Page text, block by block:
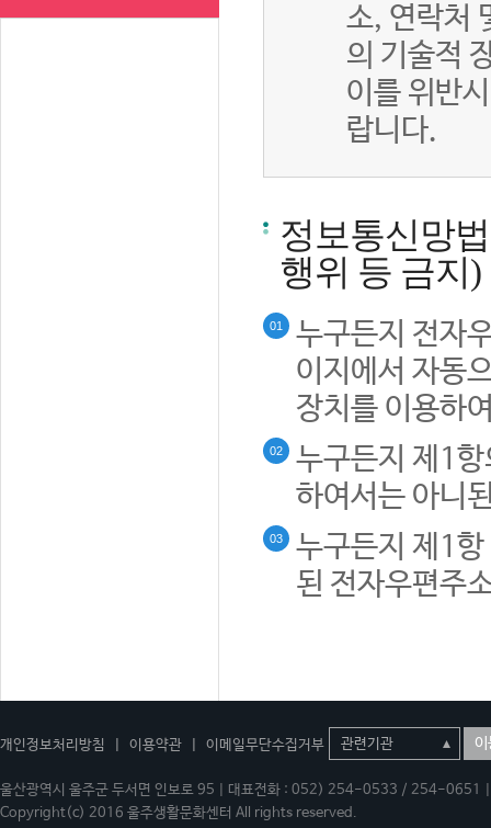
소, 연락처
의 기술적
이를 위반
랍니다.
정보통신망
행위 등 금지)
01
누구든지 전자
이지에서 자동
장치를 이용하
02
누구든지 제1
하여서는 아니
03
누구든지 제1
된 전자우편주
개인정보처리방침 이용약관 이메일무단수집거부 이
울산광역시 울주군 두서면 인보로 95 | 대표전화 : 052) 254-0533 / 254-
Copyright(c) 2016 울주생활문화센터 All rights reserved.